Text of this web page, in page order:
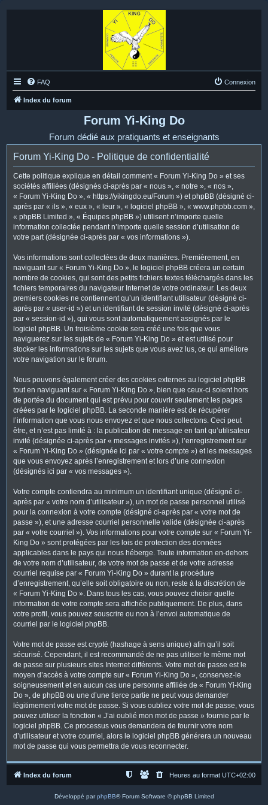
FAQ Connexion
Index du forum
Forum Yi-King Do
Forum dédié aux pratiquants et enseignants
Forum Yi-King Do - Politique de confidentialité
Cette politique explique en détail comment « Forum Yi-King Do » et ses
sociétés affiliées (désignés ci-après par « nous », « notre », « nos »,
« Forum Yi-King Do », « https://yikingdo.eu/Forum ») et phpBB (désigné ci-
après par « ils », « eux », « leur », « logiciel phpBB », « www.phpbb.com »,
« phpBB Limited », « Équipes phpBB ») utilisent n’importe quelle
information collectée pendant n’importe quelle session d’utilisation de
votre part (désignée ci-après par « vos informations »).
Vos informations sont collectées de deux manières. Premièrement, en
naviguant sur « Forum Yi-King Do », le logiciel phpBB créera un certain
nombre de cookies, qui sont des petits fichiers textes téléchargés dans les
fichiers temporaires du navigateur Internet de votre ordinateur. Les deux
premiers cookies ne contiennent qu’un identifiant utilisateur (désigné ci-
après par « user-id ») et un identifiant de session invité (désigné ci-après
par « session-id »), qui vous sont automatiquement assignés par le
logiciel phpBB. Un troisième cookie sera créé une fois que vous
naviguerez sur les sujets de « Forum Yi-King Do » et est utilisé pour
stocker les informations sur les sujets que vous avez lus, ce qui améliore
votre navigation sur le forum.
Nous pouvons également créer des cookies externes au logiciel phpBB
tout en naviguant sur « Forum Yi-King Do », bien que ceux-ci soient hors
de portée du document qui est prévu pour couvrir seulement les pages
créées par le logiciel phpBB. La seconde manière est de récupérer
l’information que vous nous envoyez et que nous collectons. Ceci peut
être, et n’est pas limité à : la publication de message en tant qu’utilisateur
invité (désignée ci-après par « messages invités »), l’enregistrement sur
« Forum Yi-King Do » (désignée ici par « votre compte ») et les messages
que vous envoyez après l’enregistrement et lors d’une connexion
(désignés ici par « vos messages »).
Votre compte contiendra au minimum un identifiant unique (désigné ci-
après par « votre nom d’utilisateur »), un mot de passe personnel utilisé
pour la connexion à votre compte (désigné ci-après par « votre mot de
passe »), et une adresse courriel personnelle valide (désignée ci-après
par « votre courriel »). Vos informations pour votre compte sur « Forum Yi-
King Do » sont protégées par les lois de protection des données
applicables dans le pays qui nous héberge. Toute information en-dehors
de votre nom d’utilisateur, de votre mot de passe et de votre adresse
courriel requise par « Forum Yi-King Do » durant la procédure
d’enregistrement, qu’elle soit obligatoire ou non, reste à la discrétion de
« Forum Yi-King Do ». Dans tous les cas, vous pouvez choisir quelle
information de votre compte sera affichée publiquement. De plus, dans
votre profil, vous pouvez souscrire ou non à l’envoi automatique de
courriel par le logiciel phpBB.
Votre mot de passe est crypté (hashage à sens unique) afin qu’il soit
sécurisé. Cependant, il est recommandé de ne pas utiliser le même mot
de passe sur plusieurs sites Internet différents. Votre mot de passe est le
moyen d’accès à votre compte sur « Forum Yi-King Do », conservez-le
soigneusement et en aucun cas une personne affiliée de « Forum Yi-King
Do », de phpBB ou une d’une tierce partie ne peut vous demander
légitimement votre mot de passe. Si vous oubliez votre mot de passe, vous
pouvez utiliser la fonction « J’ai oublié mon mot de passe » fournie par le
logiciel phpBB. Ce processus vous demandera de fournir votre nom
d’utilisateur et votre courriel, alors le logiciel phpBB générera un nouveau
mot de passe qui vous permettra de vous reconnecter.
Index du forum Heures au format UTC+02:00
Développé parphpBB® Forum Software © phpBB Limited